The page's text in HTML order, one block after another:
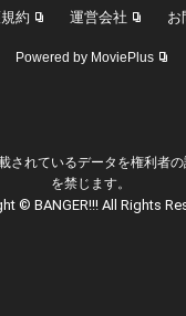
約 運営会社 お
Powered by MoviePlus
されているデータを権利者
を禁じます。
© BANGER!!! All Rights